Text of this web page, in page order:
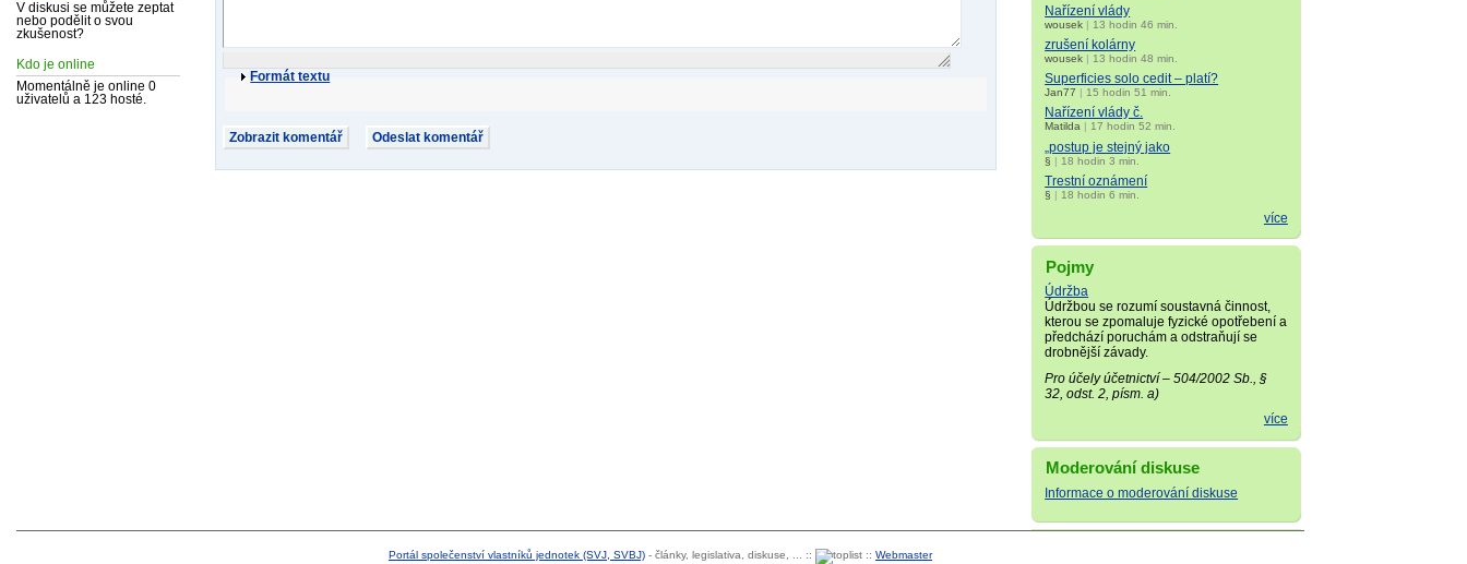
V diskusi se můžete zeptat
nebo podělit o svou
zkušenost?
Kdo je online
Momentálně je online 0
uživatelů a 123 hosté.
Nařízení vlády
wousek | 13 hodin 46 min.
zrušení kolárny
wousek | 13 hodin 48 min.
Superficies solo cedit – platí?
Jan77 15 hodin 51 min.
Nařízení vlády č.
Matilda 17 hodin 52 min.
„postup je stejný jako
§ | 18 hodin 3 min.
Trestní oznámení
§ | 18 hodin 6 min.
více
Pojmy
Údržba
Údržbou se rozumí soustavná činnost,
kterou se zpomaluje fyzické opotřebení a
předchází poruchám a odstraňují se
drobnější závady.
Pro účely účetnictví – 504/2002 Sb., §
32, odst. 2, písm. a)
více
Moderování diskuse
Informace o moderování diskuse
Formát textu
Portál společenství vlastníků jednotek (SVJ, SVBJ) - články, legislativa, diskuse, ... :: :: Webmaster